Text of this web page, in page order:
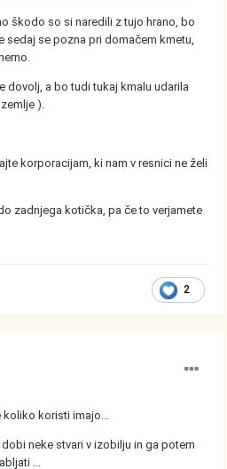
škodo so si naredili z tujo hrano, bo
sedaj se pozna pri domačem kmetu,
dovolj, a bo tudi tukaj kmalu udarila
).
korporacijam, ki nam v resnici ne želi
zadnjega kotička, pa če to verjamete
2
koristi imajo...
neke stvari v izobilju in ga potem
...